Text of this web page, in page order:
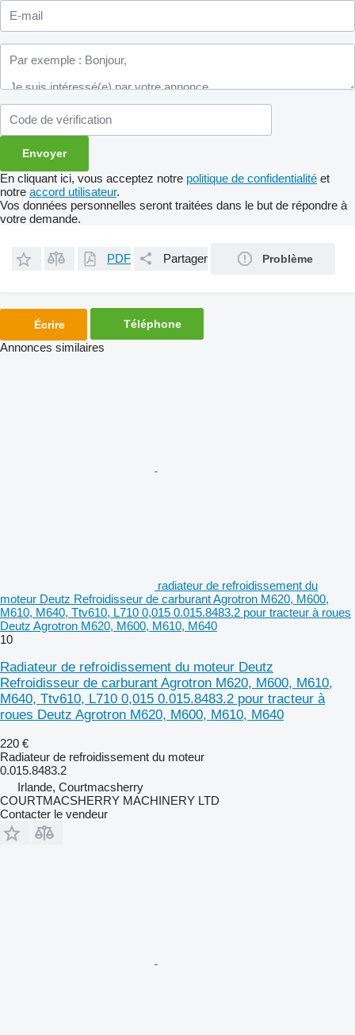
En cliquant ici, vous acceptez notre politique de confidentialité et
notre accord utilisateur.
Vos données personnelles seront traitées dans le but de répondre à
votre demande.
PDF Partager Problème
Écrire Téléphone
Annonces similaires
radiateur de refroidissement du
moteur Deutz Refroidisseur de carburant Agrotron M620, M600,
M610, M640, Ttv610, L710 0,015 0.015.8483.2 pour tracteur à roues
Deutz Agrotron M620, M600, M610, M640
10
Radiateur de refroidissement du moteur Deutz
Refroidisseur de carburant Agrotron M620, M600, M610,
M640, Ttv610, L710 0,015 0.015.8483.2 pour tracteur à
roues Deutz Agrotron M620, M600, M610, M640
220 €
Radiateur de refroidissement du moteur
0.015.8483.2
Irlande, Courtmacsherry
COURTMACSHERRY MACHINERY LTD
Contacter le vendeur